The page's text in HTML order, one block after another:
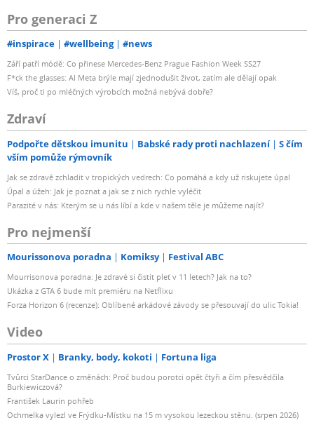
Pro generaci Z
#inspirace #wellbeing #news
Září patří módě: Co přinese Mercedes-Benz Prague Fashion Week SS27
F*ck the glasses: AI Meta brýle mají zjednodušit život, zatím ale dělají opak
Víš, proč ti po mléčných výrobcích možná nebývá dobře?
Zdraví
Podpořte dětskou imunitu Babské rady proti nachlazení
S čím
vším pomůže rýmovník
Jak se zdravě zchladit v tropických vedrech: Co pomáhá a kdy už riskujete úpal
Úpal a úžeh: Jak je poznat a jak se z nich rychle vyléčit
Parazité v nás: Kterým se u nás líbí a kde v našem těle je můžeme najít?
Pro nejmenší
Mourissonova poradna Komiksy Festival ABC
Mourrisonova poradna: Je zdravé si čistit pleť v 11 letech? Jak na to?
Ukázka z GTA 6 bude mít premiéru na Netflixu
Forza Horizon 6 (recenze): Oblíbené arkádové závody se přesouvají do ulic Tokia!
Video
Prostor X Branky, body, kokoti Fortuna liga
Tvůrci StarDance o změnách: Proč budou porotci opět čtyři a čím přesvědčila
Burkiewiczová?
František Laurin pohřeb
Ochmelka vylezl ve Frýdku-Místku na 15 m vysokou lezeckou stěnu. (srpen 2026)